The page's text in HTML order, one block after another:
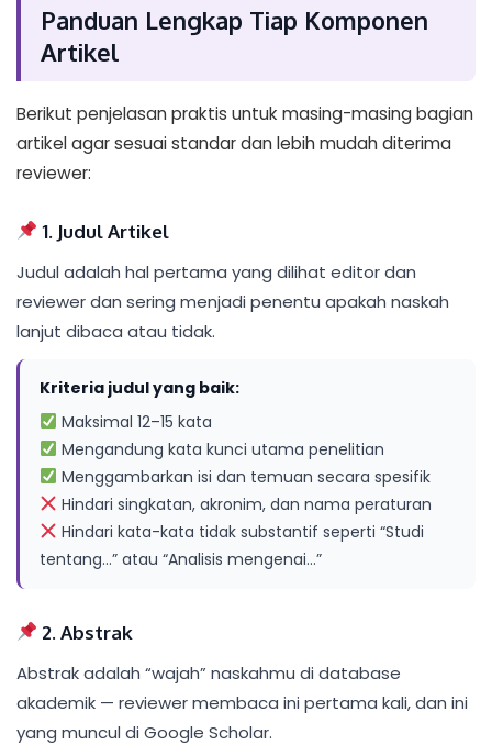
Panduan Lengkap Tiap Komponen
Artikel
Berikut penjelasan praktis untuk masing-masing bagian
artikel agar sesuai standar dan lebih mudah diterima
reviewer:
1. Judul Artikel
Judul adalah hal pertama yang dilihat editor dan
reviewer dan sering menjadi penentu apakah naskah
lanjut dibaca atau tidak.
Kriteria judul yang baik:
Maksimal 12–15 kata
Mengandung kata kunci utama penelitian
Menggambarkan isi dan temuan secara spesifik
Hindari singkatan, akronim, dan nama peraturan
Hindari kata-kata tidak substantif seperti “Studi
tentang…” atau “Analisis mengenai…”
2. Abstrak
Abstrak adalah “wajah” naskahmu di database
akademik — reviewer membaca ini pertama kali, dan ini
yang muncul di Google Scholar.